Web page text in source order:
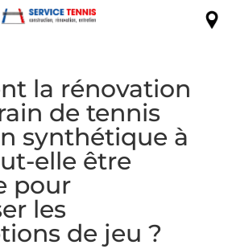
la rénovation
de tennis
synthétique à
elle être
pour
les
de jeu ?